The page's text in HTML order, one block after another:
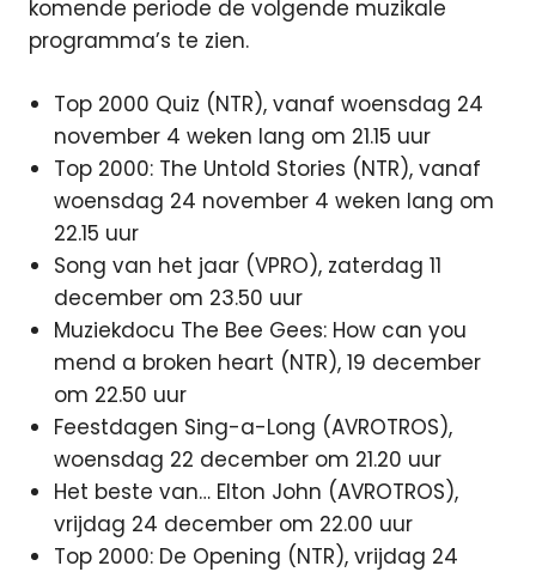
komende periode de volgende muzikale
programma’s te zien.
Top 2000 Quiz (NTR), vanaf woensdag 24
november 4 weken lang om 21.15 uur
Top 2000: The Untold Stories (NTR), vanaf
woensdag 24 november 4 weken lang om
22.15 uur
Song van het jaar (VPRO), zaterdag 11
december om 23.50 uur
Muziekdocu The Bee Gees: How can you
mend a broken heart (NTR), 19 december
om 22.50 uur
Feestdagen Sing-a-Long (AVROTROS),
woensdag 22 december om 21.20 uur
Het beste van… Elton John (AVROTROS),
vrijdag 24 december om 22.00 uur
Top 2000: De Opening (NTR), vrijdag 24